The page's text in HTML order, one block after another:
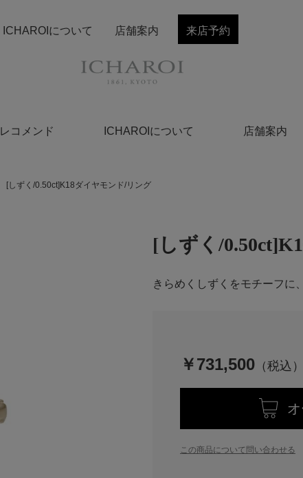
レコメンド ICHAROIについて 店舗案内
ICHAROIについて 店舗案内 来店予約
[しずく/0.50ct]K18ダイヤモンド/リング
[しずく/
きらめくしずくをモチーフに
￥731,500
この商品について問い合わせる